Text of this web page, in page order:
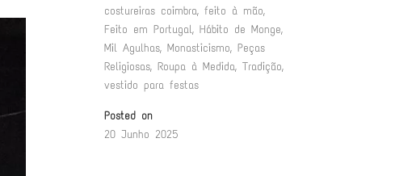
costureiras coimbra, feito à mão,
Feito em Portugal, Hábito de Monge,
Mil Agulhas, Monasticismo, Peças
Religiosas, Roupa à Medida, Tradição,
vestido para festas
Posted on
20 Junho 2025